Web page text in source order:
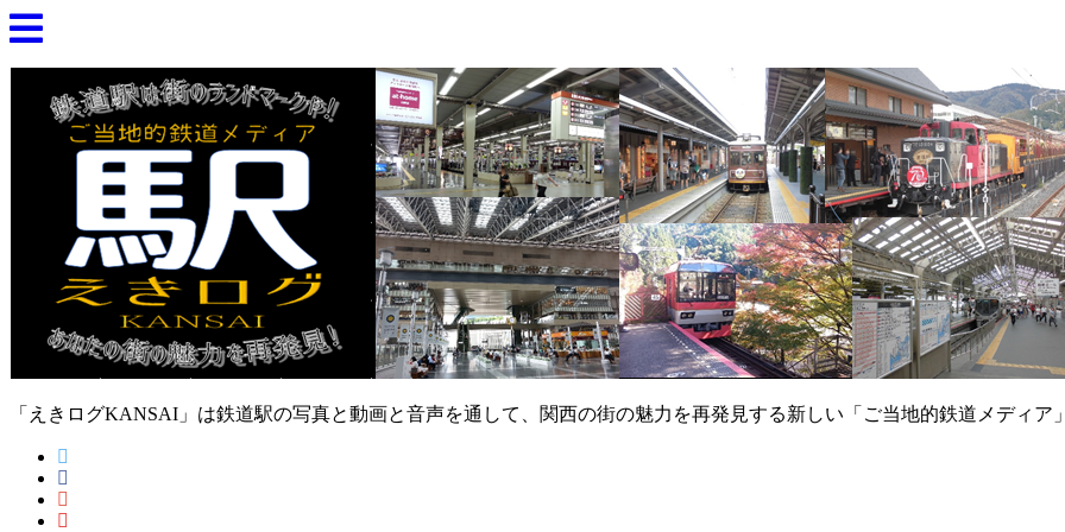
「えきログKANSAI」は鉄道駅の写真と動画と音声を通して、関西の街の魅力を再発見する新しい「ご当地的鉄道メディア